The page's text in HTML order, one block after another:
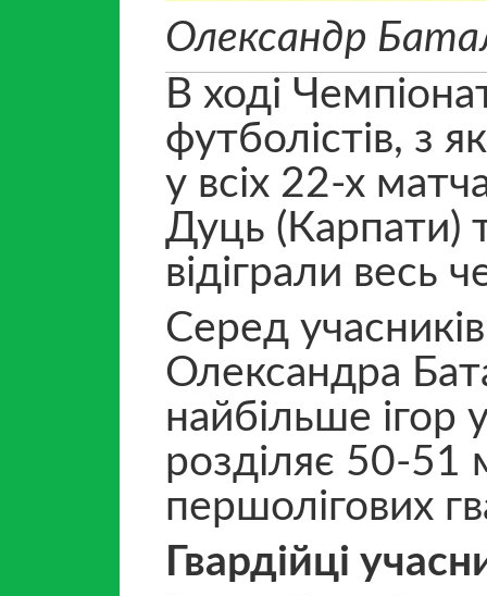
Олександр
В ході
футболістів, з
у всіх 22-х
Дуць (Карпати)
відіграли весь
Серед
Олександра
найбільше ігор
розділяє 50-51
першолігових
Гвардійці